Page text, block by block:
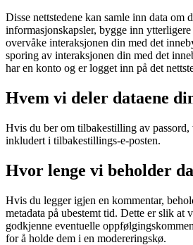
Disse nettstedene kan samle inn data om
informasjonskapsler, bygge inn
overvåke interaksjonen din med det
sporing av interaksjonen din med det
har en konto og er logget inn på det
Hvem vi deler dataene
Hvis du ber om tilbakestilling av
inkludert i tilbakestillings-e-posten.
Hvor lenge vi beholder
Hvis du legger igjen en kommentar,
metadata på ubestemt tid. Dette er slik at
godkjenne eventuelle
for å holde dem i en modereringskø.